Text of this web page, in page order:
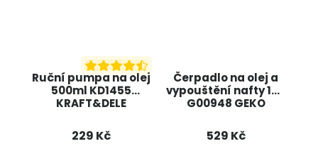
Ruční pumpa na olej
500ml KD1455
KRAFT&DELE
229 Kč
Čerpadlo na olej a
vypouštění nafty 12V
G00948 GEKO
529 Kč